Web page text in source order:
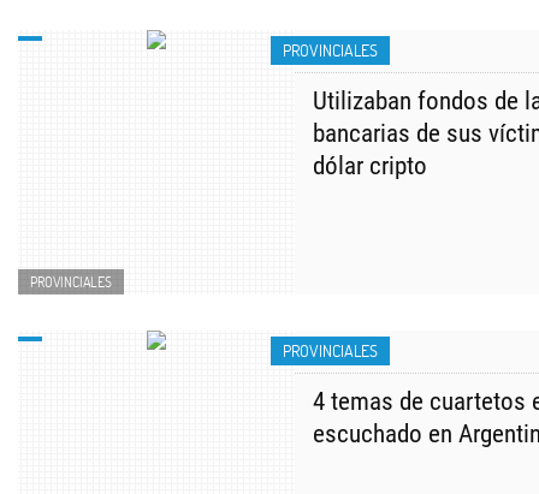
PROVINCIALES
PROVINCIALES
Utilizaban fondos de
bancarias de sus
dólar cripto
PROVINCIALES
4 temas de cuartetos
escuchado en